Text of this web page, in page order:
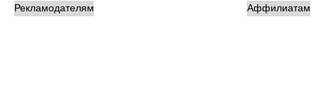
Рекламодателям Аффилиатам